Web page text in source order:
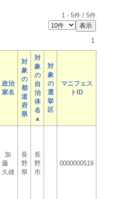
1 - 5件 / 5件
1
政治
家名
対
象
の
都
道
府
県
対
象
の
自
治
体
名
▲
対
象
の
選
挙
区
マニフェス
トID
加
藤
久雄
長
野
県
長
野
市
0000000519